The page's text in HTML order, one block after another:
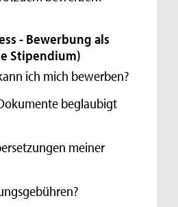
- Bewerbung als
Stipendium)
ich mich bewerben?
beglaubigt
meiner